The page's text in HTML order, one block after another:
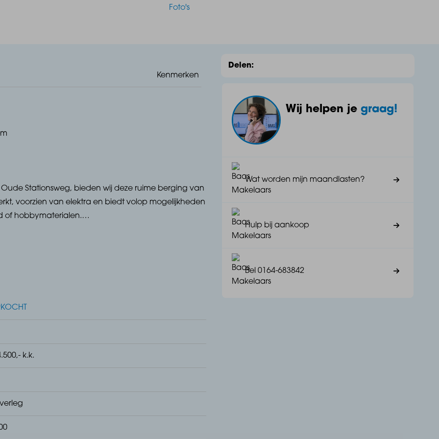
Foto's
Kenmerken
Stationsweg, bieden wij deze ruime berging van
voorzien van elektra en biedt volop mogelijkheden
of hobbymaterialen.
het station, het centrum van Bergen op Zoom en
k.k.
Delen:
Wij helpen je graag!
Wat worden mijn maandlasten?
Hulp bij aankoop
Bel 0164-683842